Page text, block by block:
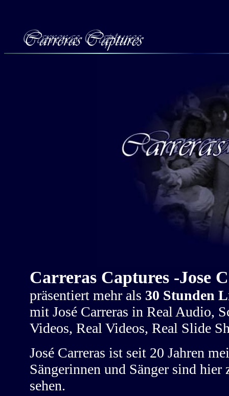
Carreras Captures -Jose
präsentiert mehr als 30 Stunden
mit José Carreras in Real Audio,
Videos, Real Videos, Real Slide
José Carreras ist seit 20 Jahren
Sängerinnen und Sänger sind
sehen.